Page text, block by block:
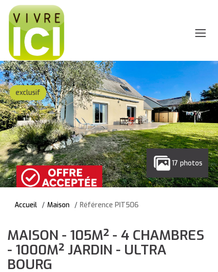
exclusif
17 photos
Accueil Maison Référence PIT506
MAISON - 105M² - 4 CHAMBRES
- 1000M² JARDIN - ULTRA
BOURG